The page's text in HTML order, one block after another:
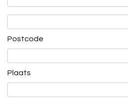
Postcode
Plaats